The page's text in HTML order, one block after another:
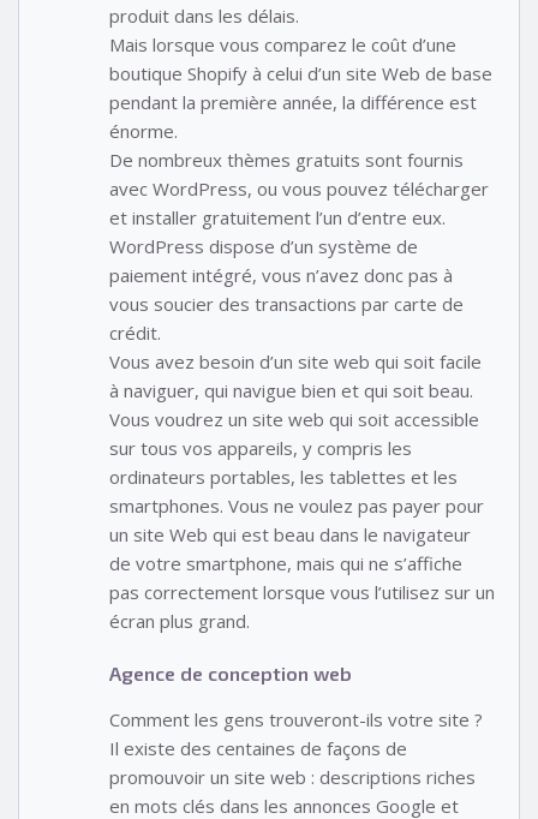
produit dans les délais.
Mais lorsque vous comparez le coût d’une
boutique Shopify à celui d’un site Web de base
pendant la première année, la différence est
énorme.
De nombreux thèmes gratuits sont fournis
avec WordPress, ou vous pouvez télécharger
et installer gratuitement l’un d’entre eux.
WordPress dispose d’un système de
paiement intégré, vous n’avez donc pas à
vous soucier des transactions par carte de
crédit.
Vous avez besoin d’un site web qui soit facile
à naviguer, qui navigue bien et qui soit beau.
Vous voudrez un site web qui soit accessible
sur tous vos appareils, y compris les
ordinateurs portables, les tablettes et les
smartphones. Vous ne voulez pas payer pour
un site Web qui est beau dans le navigateur
de votre smartphone, mais qui ne s’affiche
pas correctement lorsque vous l’utilisez sur un
écran plus grand.
Agence de conception web
Comment les gens trouveront-ils votre site ?
Il existe des centaines de façons de
promouvoir un site web : descriptions riches
en mots clés dans les annonces Google et